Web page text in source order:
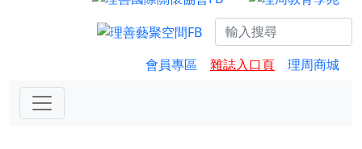
會員專區 雜誌入口頁 理周商城